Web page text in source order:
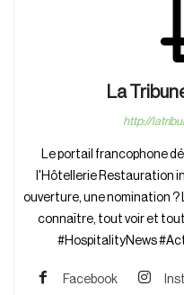
La
http://
Le portail francophone
l'Hôtellerie Restauration
ouverture, une nomination ?
connaître, tout voir et
#HospitalityNews
Facebook